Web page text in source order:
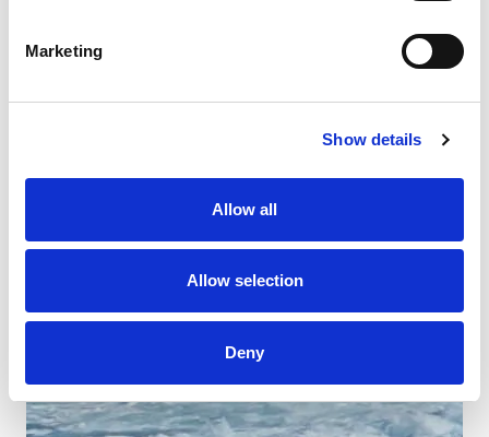
Marketing
Show details
Allow all
Allow selection
Deny